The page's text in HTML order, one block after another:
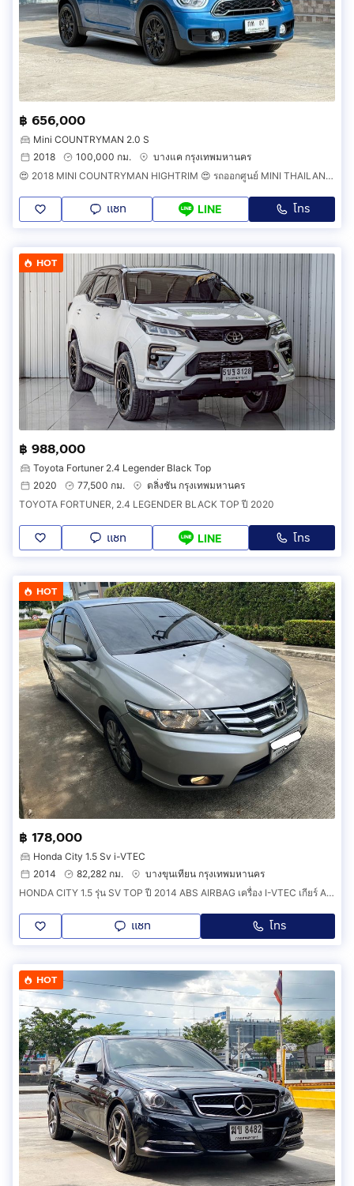
฿ 656,000
Mini COUNTRYMAN 2.0 S
2018
100,000 กม.
บางแค กรุงเทพมหานคร
😍 2018 MINI COUNTRYMAN HIGHTRIM 😍 รถออกศูนย์ MINI THAILAND รถวิ่งน้อย สภาพป้ายแดง รถไม่เคยมีอุบัติเหตุครับ
แชท LINE โทร
HOT
฿ 988,000
Toyota Fortuner 2.4 Legender Black Top
2020
77,500 กม.
ตลิ่งชัน กรุงเทพมหานคร
TOYOTA FORTUNER, 2.4 LEGENDER BLACK TOP ปี 2020
แชท LINE โทร
HOT
฿ 178,000
Honda City 1.5 Sv i-VTEC
2014
82,282 กม.
บางขุนเทียน กรุงเทพมหานคร
HONDA CITY 1.5 รุ่น SV TOP ปี 2014 ABS AIRBAG เครื่อง I-VTEC เกียร์ AUTO ดิสเบรค 4 ล้อ หน้าหลัง พวงมาลัยมัลติฟั้งชั้น ยางปี 26 ดอกเต็ม สีเทาบ้อดี้เดิมน็อตไม่ขยับไม่ชน
แชท โทร
HOT